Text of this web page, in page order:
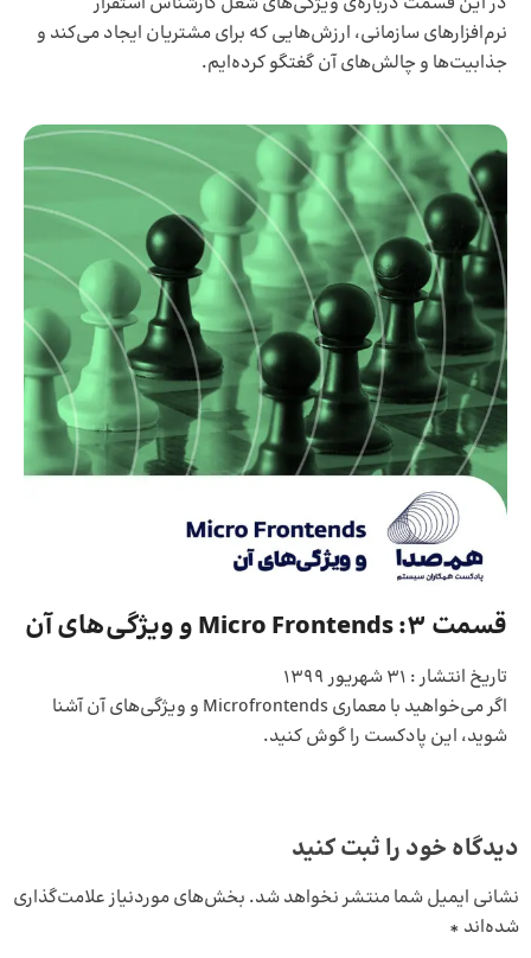
نرم‌افزارهای سازمانی، ارزش‌هایی که برای مشتریان ایجاد می‌کند و
جذابیت‌ها و چالش‌های آن گغتگو کرده‌ایم.
قسمت 3: Micro Frontends و ویژگی‌های آن
تاریخ انتشار : 31 شهریور 1399
اگر می‌خواهید با معماری Microfrontends و ویژگی‌های آن آشنا
شوید، این پادکست را گوش کنید.
دیدگاه خود را ثبت کنید
نشانی ایمیل شما منتشر نخواهد شد. بخش‌های موردنیاز علامت‌گذاری
شده‌اند *